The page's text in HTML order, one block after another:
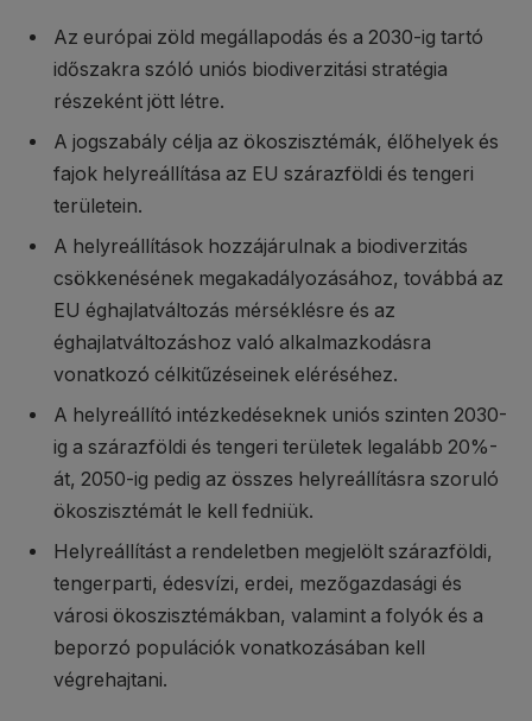
Az európai zöld megállapodás és a 2030-ig tartó
időszakra szóló uniós biodiverzitási stratégia
részeként jött létre.
A jogszabály célja az ökoszisztémák, élőhelyek és
fajok helyreállítása az EU szárazföldi és tengeri
területein.
A helyreállítások hozzájárulnak a biodiverzitás
csökkenésének megakadályozásához, továbbá az
EU éghajlatváltozás mérséklésre és az
éghajlatváltozáshoz való alkalmazkodásra
vonatkozó célkitűzéseinek eléréséhez.
A helyreállító intézkedéseknek uniós szinten 2030-
ig a szárazföldi és tengeri területek legalább 20%-
át, 2050-ig pedig az összes helyreállításra szoruló
ökoszisztémát le kell fedniük.
Helyreállítást a rendeletben megjelölt szárazföldi,
tengerparti, édesvízi, erdei, mezőgazdasági és
városi ökoszisztémákban, valamint a folyók és a
beporzó populációk vonatkozásában kell
végrehajtani.